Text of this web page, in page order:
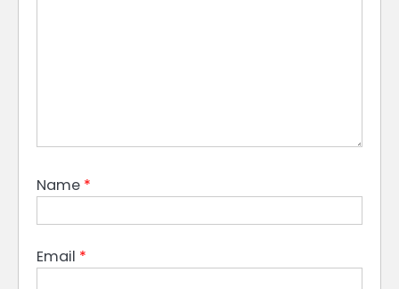
Name *
Email *